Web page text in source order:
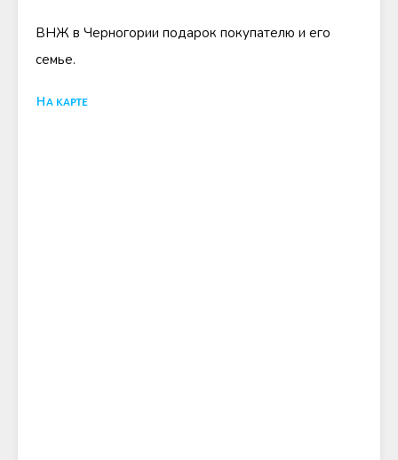
ВНЖ в Черногории подарок покупателю и его
семье.
На карте